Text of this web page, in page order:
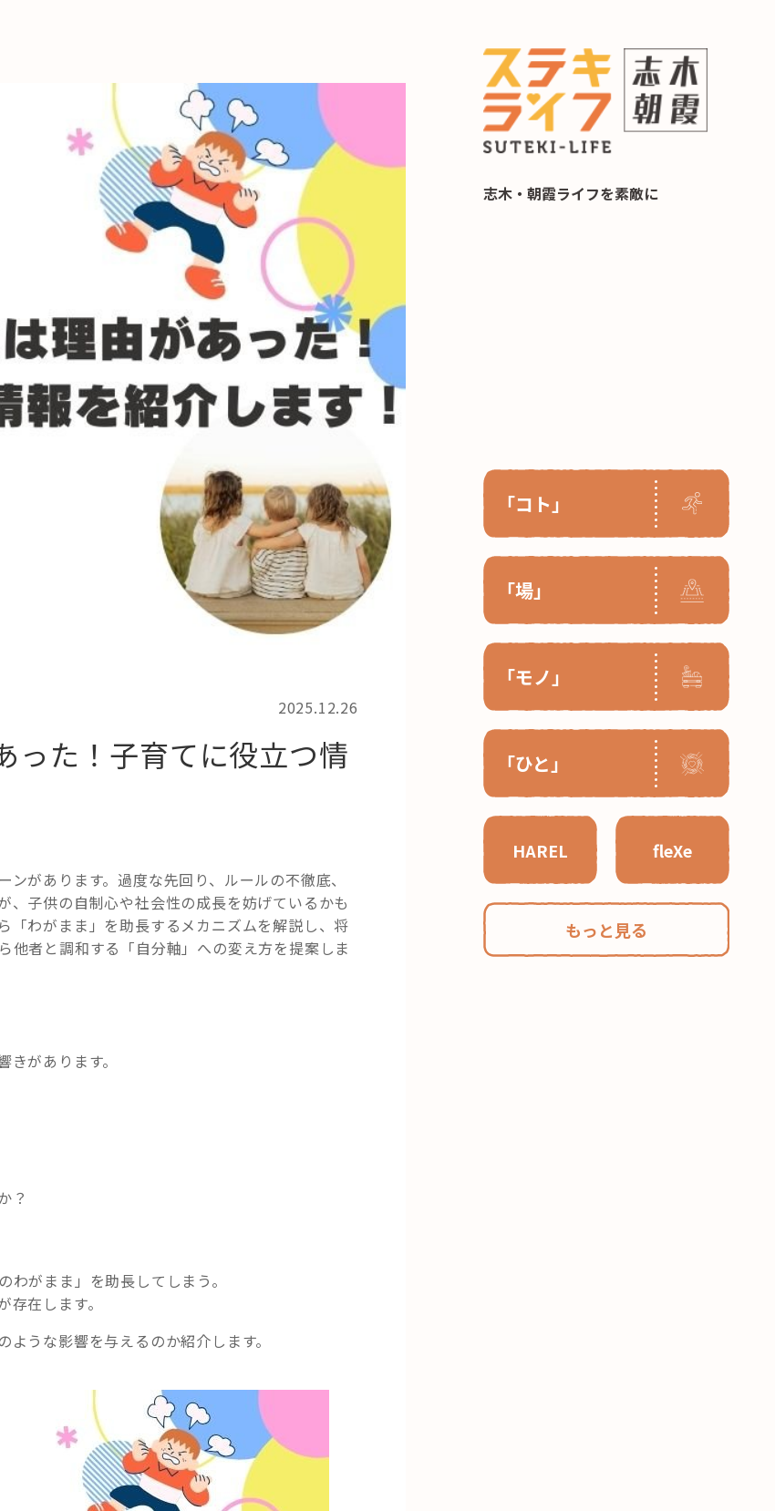
志木・朝霞ライフを素敵に
「コト」
「場」
「モノ」
「ひと」
HAREL fleXe
もっと見る
これからの暮らし 住み替え相談
記事検索
2025.12.26
った！子育てに役立つ情
があります。過度な先回り、ルールの不徹底、
子供の自制心や社会性の成長を妨げているかも
「わがまま」を助長するメカニズムを解説し、将
者と調和する「自分軸」への変え方を提案しま
があります。
？
がまま」を助長してしまう。
在します。
うな影響を与えるのか紹介します。